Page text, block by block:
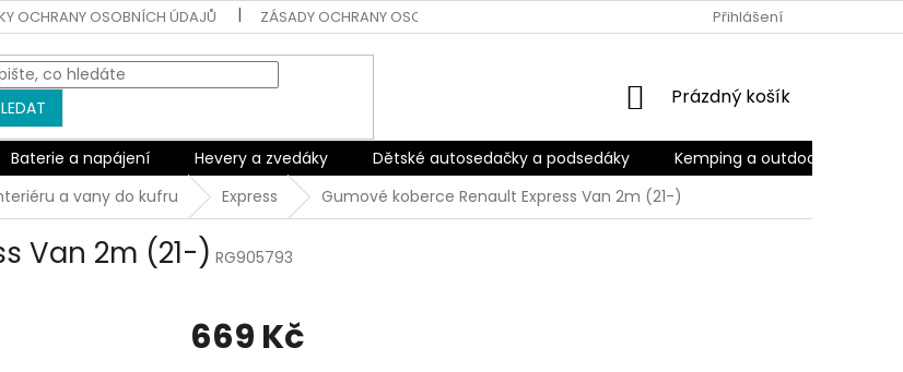
OCHRANY OSOBNÍCH ÚDAJŮ ZÁSADY OCHRANY OSOBNÍCH ÚDAJŮ ODSTOUPENÍ OD SMLOUVYPřihlášení
NÁKUPNÍ
Prázdný košík
Baterie a napájení Hevery a zvedáky Dětské autosedačky a podsedáky Kemping a outdoor
a vany do kufru Express Gumové koberce Renault Express Van 2m (21-)
Van 2m (21-) RG905793
669 Kč